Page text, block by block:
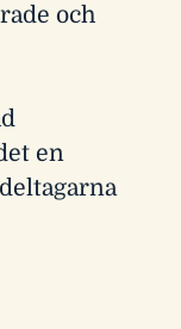
och
en